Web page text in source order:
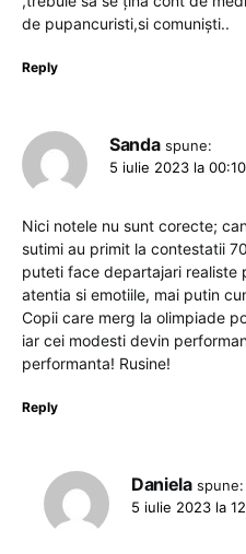
de pupancuristi,si comuniști..
Reply
Sanda spune:
5 iulie 2023 la 00:10
Nici notele nu sunt corecte;
sutimi au primit la contestatii
puteti face departajari realiste
atentia si emotiile, mai putin
Copii care merg la olimpiade
iar cei modesti devin
performanta! Rusine!
Reply
Daniela spune:
5 iulie 2023 la